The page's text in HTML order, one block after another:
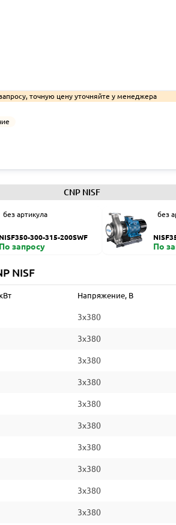
точную цену уточняйте у менеджера
CNP NISF
без артикула
NISF350-300-315-200SWF
По запросу
без
По
NISF
Напряжение, В
3x380
3x380
3x380
3x380
3x380
3x380
3x380
3x380
3x380
3x380